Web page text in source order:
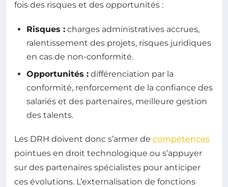
fois des risques et des opportunités :
Risques : charges administratives accrues,
ralentissement des projets, risques juridiques
en cas de non-conformité.
Opportunités : différenciation par la
conformité, renforcement de la confiance des
salariés et des partenaires, meilleure gestion
des talents.
Les DRH doivent donc s’armer de compétences
pointues en droit technologique ou s’appuyer
sur des partenaires spécialistes pour anticiper
ces évolutions. L’externalisation de fonctions